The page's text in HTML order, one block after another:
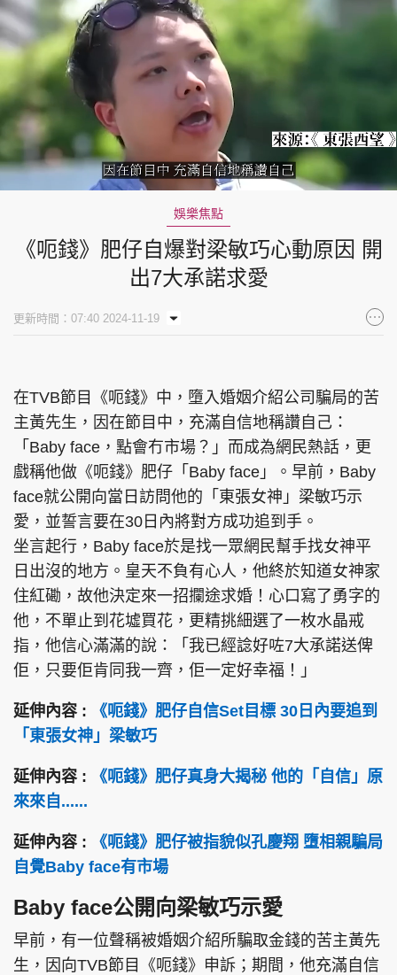
Loaded:
14.00%
娛樂焦點
《呃錢》肥仔自爆對梁敏巧心動原因 開
出7大承諾求愛
更新時間：07:40 2024-11-19
在TVB節目《呃錢》中，墮入婚姻介紹公司騙局的苦
主黃先生，因在節目中，充滿自信地稱讚自己：
「Baby face，點會冇市場？」而成為網民熱話，更
戲稱他做《呃錢》肥仔「Baby face」。早前，Baby
face就公開向當日訪問他的「東張女神」梁敏巧示
愛，並誓言要在30日內將對方成功追到手。
坐言起行，Baby face於是找一眾網民幫手找女神平
日出沒的地方。皇天不負有心人，他終於知道女神家
住紅磡，故他決定來一招攔途求婚！心口寫了勇字的
他，不單止到花墟買花，更精挑細選了一枚水晶戒
指，他信心滿滿的說：「我已經諗好咗7大承諾送俾
佢，只要佢肯同我一齊，佢一定好幸福！」
延伸內容 :
《呃錢》肥仔自信Set目標 30日內要追到
「東張女神」梁敏巧
延伸內容 :
《呃錢》肥仔真身大揭秘 他的「自信」原
來來自......
延伸內容 :
《呃錢》肥仔被指貌似孔慶翔 墮相親騙局
自覺Baby face有市場
Baby face公開向梁敏巧示愛
早前，有一位聲稱被婚姻介紹所騙取金錢的苦主黃先
生，因向TVB節目《呃錢》申訴；期間，他充滿自信